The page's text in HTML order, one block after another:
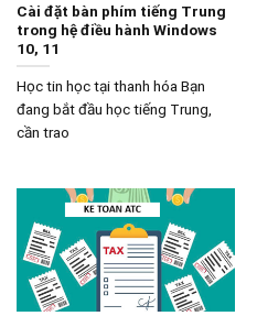
Cài đặt bàn phím tiếng Trung
trong hệ điều hành Windows
10, 11
Học tin học tại thanh hóa Bạn
đang bắt đầu học tiếng Trung,
cần trao